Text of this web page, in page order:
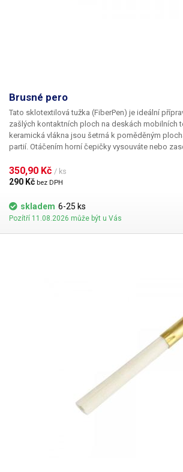
Brusné pero
Tato sklotextilová tužka (FiberPen) je ideální
zašlých kontaktních ploch na deskách mobilních
keramická vlákna jsou šetrná k poměděným
partií. Otáčením horní čepičky vysouváte nebo zasouváte svazek
zoxidovaných klávesnic telefonů. Pero může být dodáno v jiné barvě (dle
350,90 Kč / ks
290 Kč bez DPH
skladem 6-25 ks
Pozítří 11.08.2026 může být u Vás